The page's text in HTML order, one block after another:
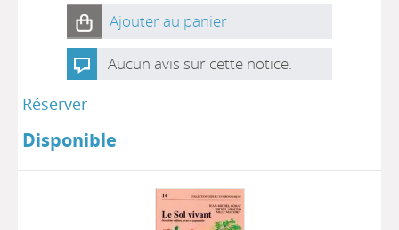
Ajouter au panier
Aucun avis sur cette notice.
Réserver
Disponible